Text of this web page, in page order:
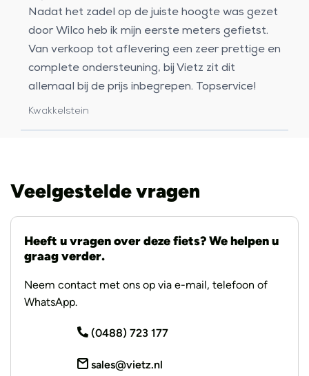
Nadat het zadel op de juiste hoogte was gezet
door Wilco heb ik mijn eerste meters gefietst.
Van verkoop tot aflevering een zeer prettige en
complete ondersteuning, bij Vietz zit dit
allemaal bij de prijs inbegrepen. Topservice!
Kwakkelstein
Veelgestelde vragen
Heeft u vragen over deze fiets? We helpen u
graag verder.
Neem contact met ons op via e-mail, telefoon of
WhatsApp.
(0488) 723 177
sales@vietz.nl